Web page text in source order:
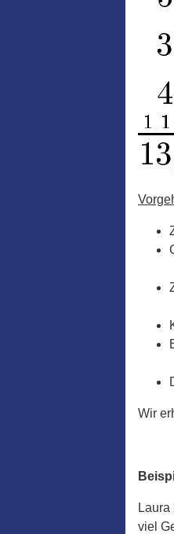
Wir
viel